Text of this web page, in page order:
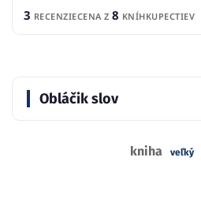
3 RECENZIECENA Z 8 KNÍHKUPECTIEV
Obláčik slov
kniha veľký